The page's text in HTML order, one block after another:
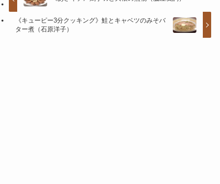
《キューピー3分クッキング》鮭とキャベツのみそバ
ター煮（石原洋子）